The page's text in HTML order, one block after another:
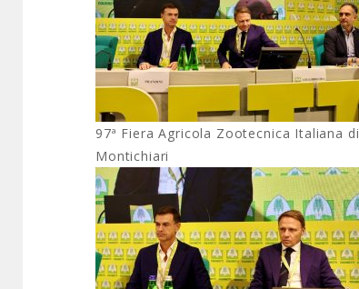
97ª Fiera Agricola Zootecnica Italiana di
Montichiari